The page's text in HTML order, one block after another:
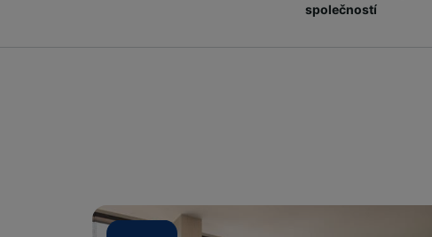
společností